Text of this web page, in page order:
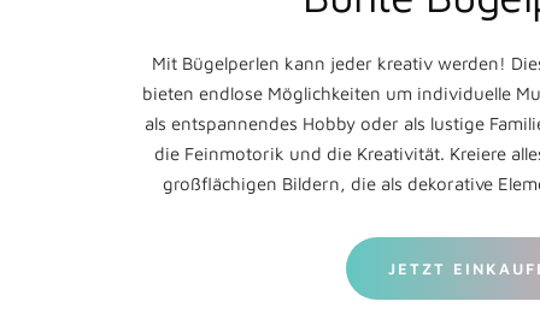
Mit Bügelperlen kann jeder kreativ werden!
bieten endlose Möglichkeiten um individuelle
als entspannendes Hobby oder als lustige
die Feinmotorik und die Kreativität. Kreiere
großflächigen Bildern, die als dekorative
JETZT